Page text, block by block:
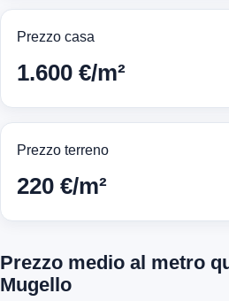
Prezzo casa
1.600 €/m²
Prezzo terreno
220 €/m²
Prezzo medio al metro
Mugello